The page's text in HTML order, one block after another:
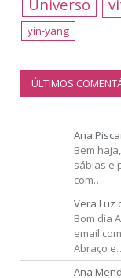
Universo
yin-yang
ÚLTIMOS
Ana
Bem
sábias e
com…
Vera Luz
Bom dia
email
Abraço
Ana